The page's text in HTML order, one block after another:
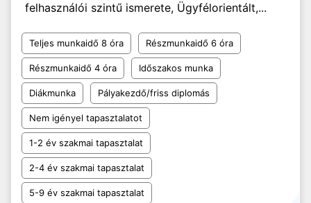
felhasználói szintű ismerete, Ügyfélorientált,...
Teljes munkaidő 8 óra Részmunkaidő 6 óra
Részmunkaidő 4 óra Időszakos munka
Diákmunka Pályakezdő/friss diplomás
Nem igényel tapasztalatot
1-2 év szakmai tapasztalat
2-4 év szakmai tapasztalat
5-9 év szakmai tapasztalat